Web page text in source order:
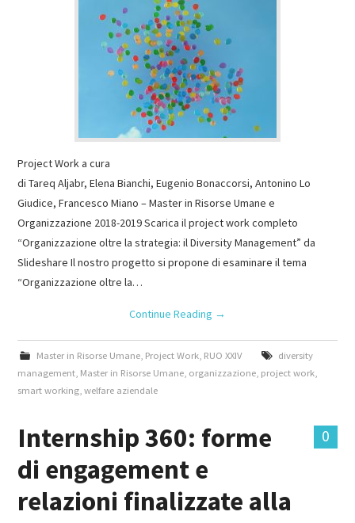
Project Work a cura
di Tareq Aljabr, Elena Bianchi, Eugenio Bonaccorsi, Antonino Lo
Giudice, Francesco Miano – Master in Risorse Umane e
Organizzazione 2018-2019 Scarica il project work completo
“Organizzazione oltre la strategia: il Diversity Management” da
Slideshare Il nostro progetto si propone di esaminare il tema
“Organizzazione oltre la…
Continue Reading →
Master in Risorse Umane, Project Work, RUO XXIV
diversity
management Master in Risorse Umane organizzazione project work
smart working ,welfare aziendale
0
Internship 360: forme
di engagement e
relazioni finalizzate alla